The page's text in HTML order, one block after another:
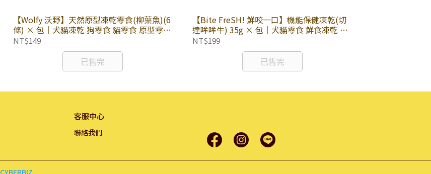
【Wolfy 沃野】天然原型凍乾零食(柳葉魚)(6
條) × 包｜犬貓凍乾 狗零食 貓零食 原型零食
寵物零食
NT$149
已售完
【Bite FreSH! 鮮咬一口】機能保健凍乾(切
達哞哞牛) 35g × 包｜犬貓零食 鮮食凍乾 點
心
NT$199
已售完
客服中心
聯絡我們
CYBERBIZ